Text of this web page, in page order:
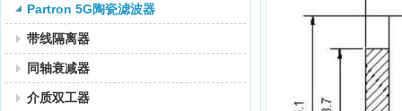
Partron 5G陶瓷滤波器
带线隔离器
同轴衰减器
介质双工器